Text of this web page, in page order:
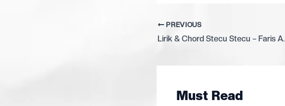
PREVIOUS
Lirik & Chord
Must Read